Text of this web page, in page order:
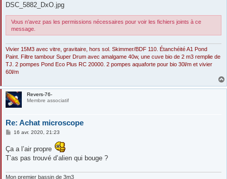
DSC_5882_DxO.jpg
Vous n’avez pas les permissions nécessaires pour voir les fichiers joints à ce
message.
Vivier 15M3 avec vitre, gravitaire, hors sol. Skimmer/BDF 110. Étanchéité A1 Pond
Paint. Filtre tambour Super Drum avec amalgame 40w, une cuve bio de 2 m3 remplie de
TJ. 2 pompes Pond Eco Plus RC 20000. 2 pompes aquaforte pour bio 30l/m et vivier
60l/m
Revers-76-
Membre associatif
Re: Achat microscope
M
s
a
g
16 avr. 2020, 21:23
Ça a l’air propre
T’as pas trouvé d’alien qui bouge ?
Mon premier bassin de 3m3